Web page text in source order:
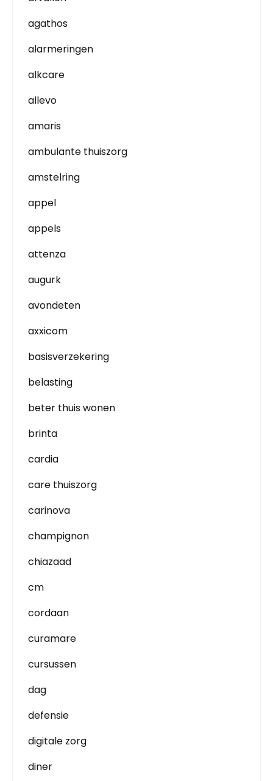
agathos
alarmeringen
alkcare
allevo
amaris
ambulante thuiszorg
amstelring
appel
appels
attenza
augurk
avondeten
axxicom
basisverzekering
belasting
beter thuis wonen
brinta
cardia
care thuiszorg
carinova
champignon
chiazaad
cm
cordaan
curamare
cursussen
dag
defensie
digitale zorg
diner